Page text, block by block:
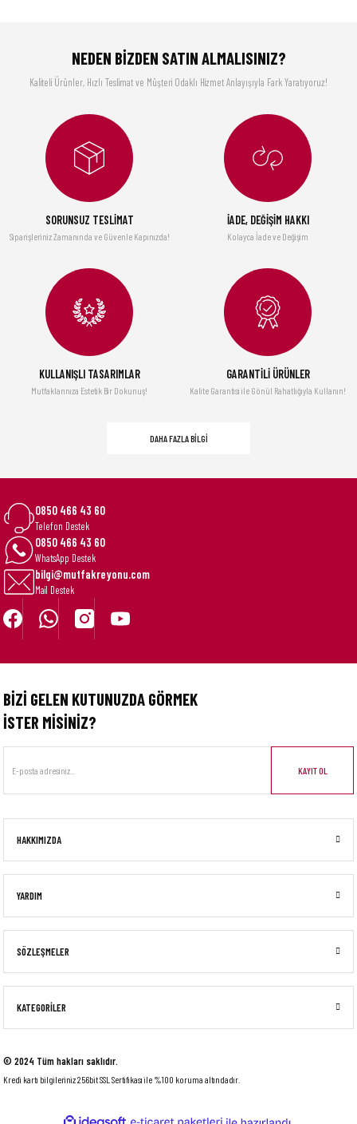
Ürün fiyatı diğer sitelerden daha pahalı.
Bu ürüne benzer farklı alternatifler olmalı.
75. Yıl Özel Örgü Kek Kalıbı (96077)
2.990,00 TL
Fineline Mutfak Şefleri Serisi - Üçlü Profesyonel Bıçak Seti
Şarap Vakum Seti, Paslanmaz Çelik (1 POMPA, 2 TIPA), Kutulu
TÜKENDİ
NEDEN BİZDEN SATIN ALMALISINIZ?
Kaliteli Ürünler, Hızlı Teslimat ve Müşteri Odaklı Hizmet Anlayışıyla Fark Yaratıyoruz!
SORUNSUZ TESLİMAT
Siparişleriniz Zamanında ve Güvenle Kapınızda!
İADE, DEĞİŞİM HAKKI
Kolayca İade ve Değişim
KULLANIŞLI TASARIMLAR
Mutfaklarınıza Estetik Bir Dokunuş!
GARANTİLİ ÜRÜNLER
Kalite Garantisi ile Gönül Rahatlığıyla Kullanın!
DAHA FAZLA BİLGİ
0850 466 43 60
Telefon Destek
0850 466 43 60
WhatsApp Destek
bilgi@mutfakreyonu.com
Mail Destek
BİZİ GELEN KUTUNUZDA GÖRMEK
İSTER MİSİNİZ?
KAYIT OL
HAKKIMIZDA
YARDIM
SÖZLEŞMELER
KATEGORİLER
© 2024 Tüm hakları saklıdır.
Kredi kartı bilgileriniz 256bit SSL Sertifikası ile %100 koruma altındadır.
ideasoft